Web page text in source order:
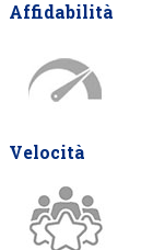
Affidabilità
Velocità